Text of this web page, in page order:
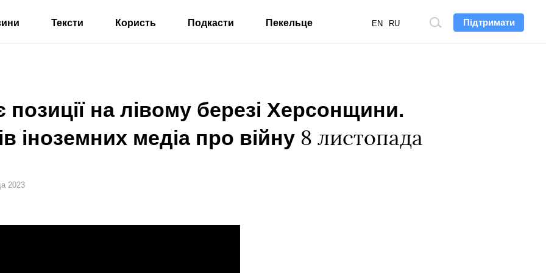
Підтримати
Пошук
EN RU
Тексти Користь Подкасти Пекельце
позиції на лівому березі Херсонщини.
іноземних медіа про війну 8 листопада
2023